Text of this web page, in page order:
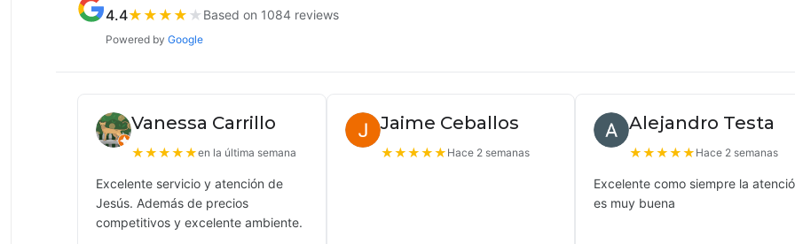
4.4★ ★ ★ ★ ★ Based on 1084 reviews
Powered by Google
Vanessa Carrillo
★★★★★en la última semana
Excelente servicio y atención de
Jesús. Además de precios
competitivos y excelente ambiente.
Jaime Ceballos
★★★★★ Hace 2 semanas
Alejandro Testa
★★★★★ Hace 2 semanas
Excelente como siempre la
es muy buena